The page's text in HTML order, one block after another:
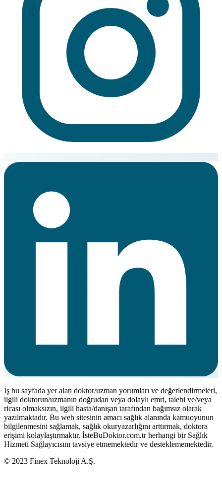
İş bu sayfada yer alan doktor/uzman yorumları ve değerlendirmeleri,
ilgili doktorun/uzmanın doğrudan veya dolaylı emri, talebi ve/veya
ricası olmaksızın, ilgili hasta/danışan tarafından bağımsız olarak
yazılmaktadır. Bu web sitesinin amacı sağlık alanında kamuoyunun
bilgilenmesini sağlamak, sağlık okuryazarlığını arttırmak, doktora
erişimi kolaylaştırmaktır. İsteBuDoktor.com.tr herhangi bir Sağlık
Hizmeti Sağlayıcısını tavsiye etmemektedir ve desteklememektedir.
© 2023 Finex Teknoloji A.Ş.